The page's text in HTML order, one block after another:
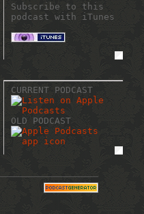
Subscribe to this
podcast with iTunes
CURRENT PODCAST
OLD PODCAST